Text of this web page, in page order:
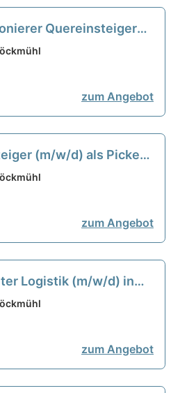
Quereinsteiger
neu
zum Angebot
(m/w/d) als Picker
neu
zum Angebot
Logistik (m/w/d) in
zum Angebot